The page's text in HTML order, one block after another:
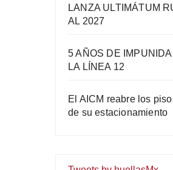
LANZA ULTIMÁTUM
AL 2027
5 AÑOS DE
LA LÍNEA 12
El AICM reabre los
de su estacionamiento